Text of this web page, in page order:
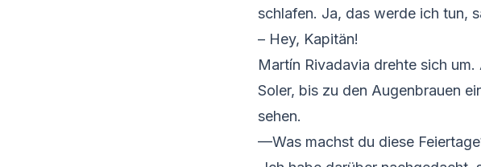
schlafen. Ja, das werde ich tun,
– Hey, Kapitän!
Martín Rivadavia drehte sich
Soler, bis zu den Augenbrauen
sehen.
—Was machst du diese